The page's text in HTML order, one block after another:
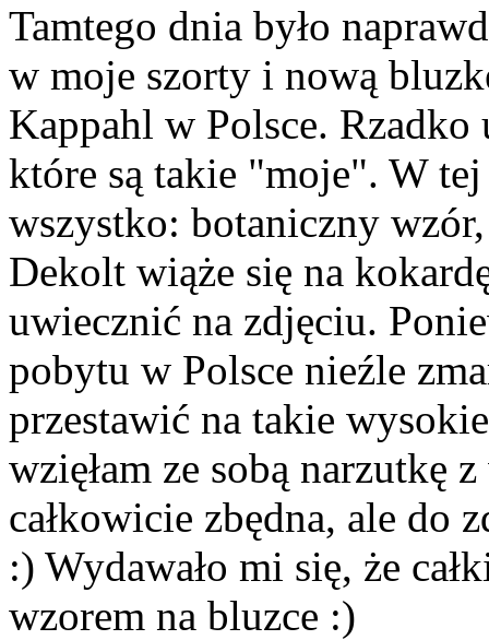
Tamtego dnia było
w moje szorty i nową
Kappahl w Polsce. Rzadko
które są takie "moje". W tej
wszystko: botaniczny
Dekolt wiąże się na
uwiecznić na zdjęciu.
pobytu w Polsce nieźle
przestawić na takie
wzięłam ze sobą narzutkę
całkowicie zbędna, ale do
:) Wydawało mi się, że
wzorem na bluzce :)